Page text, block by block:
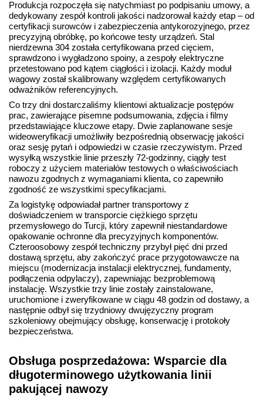
Produkcja rozpoczęła się natychmiast po podpisaniu umowy, a
dedykowany zespół kontroli jakości nadzorował każdy etap – od
certyfikacji surowców i zabezpieczenia antykorozyjnego, przez
precyzyjną obróbkę, po końcowe testy urządzeń. Stal
nierdzewna 304 została certyfikowana przed cięciem,
sprawdzono i wygładzono spoiny, a zespoły elektryczne
przetestowano pod kątem ciągłości i izolacji. Każdy moduł
wagowy został skalibrowany względem certyfikowanych
odważników referencyjnych.
Co trzy dni dostarczaliśmy klientowi aktualizacje postępów
prac, zawierające pisemne podsumowania, zdjęcia i filmy
przedstawiające kluczowe etapy. Dwie zaplanowane sesje
wideoweryfikacji umożliwiły bezpośrednią obserwację jakości
oraz sesję pytań i odpowiedzi w czasie rzeczywistym. Przed
wysyłką wszystkie linie przeszły 72-godzinny, ciągły test
roboczy z użyciem materiałów testowych o właściwościach
nawozu zgodnych z wymaganiami klienta, co zapewniło
zgodność ze wszystkimi specyfikacjami.
Za logistykę odpowiadał partner transportowy z
doświadczeniem w transporcie ciężkiego sprzętu
przemysłowego do Turcji, który zapewnił niestandardowe
opakowanie ochronne dla precyzyjnych komponentów.
Czteroosobowy zespół techniczny przybył pięć dni przed
dostawą sprzętu, aby zakończyć prace przygotowawcze na
miejscu (modernizacja instalacji elektrycznej, fundamenty,
podłączenia odpylaczy), zapewniając bezproblemową
instalację. Wszystkie trzy linie zostały zainstalowane,
uruchomione i zweryfikowane w ciągu 48 godzin od dostawy, a
następnie odbył się trzydniowy dwujęzyczny program
szkoleniowy obejmujący obsługę, konserwację i protokoły
bezpieczeństwa.
Obsługa posprzedażowa: Wsparcie dla
długoterminowego użytkowania linii
pakującej nawozy